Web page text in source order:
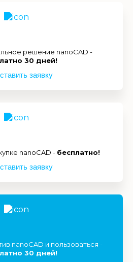
решение nanoCAD -
30 дней!
заявку
nanoCAD - бесплатно!
заявку
nanoCAD и пользоваться -
30 дней!